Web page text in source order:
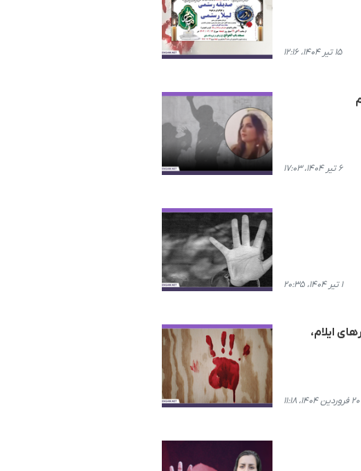
۱۵ تیر ۱۴۰۴، ۱۲:۱۶
۶ تیر ۱۴۰۴، ۱۷:۰۳
۱ تیر ۱۴۰۴، ۲۰:۳۵
ایلام،
۲۰ فروردین ۱۴۰۴، ۱۱:۱۸